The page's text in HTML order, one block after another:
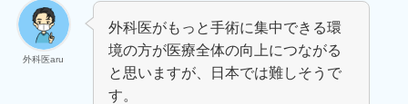
外科医aru
外科医がもっと手術に集中できる環
境の方が医療全体の向上につながる
と思いますが、日本では難しそうで
す。